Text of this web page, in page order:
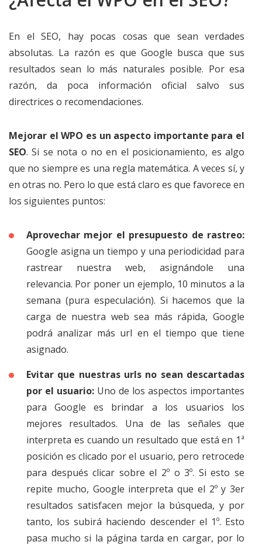
En el SEO, hay pocas cosas que sean verdades
absolutas. La razón es que Google busca que sus
resultados sean lo más naturales posible. Por esa
razón, da poca información oficial salvo sus
directrices o recomendaciones.
Mejorar el WPO es un aspecto importante para el
SEO. Si se nota o no en el posicionamiento, es algo
que no siempre es una regla matemática. A veces sí, y
en otras no. Pero lo que está claro es que favorece en
los siguientes puntos:
Aprovechar mejor el presupuesto de rastreo:
Google asigna un tiempo y una periodicidad para
rastrear nuestra web, asignándole una
relevancia. Por poner un ejemplo, 10 minutos a la
semana (pura especulación). Si hacemos que la
carga de nuestra web sea más rápida, Google
podrá analizar más url en el tiempo que tiene
asignado.
Evitar que nuestras urls no sean descartadas
por el usuario: Uno de los aspectos importantes
para Google es brindar a los usuarios los
mejores resultados. Una de las señales que
interpreta es cuando un resultado que está en 1ª
posición es clicado por el usuario, pero retrocede
para después clicar sobre el 2º o 3º. Si esto se
repite mucho, Google interpreta que el 2º y 3er
resultados satisfacen mejor la búsqueda, y por
tanto, los subirá haciendo descender el 1º. Esto
pasa mucho si la página tarda en cargar, por lo